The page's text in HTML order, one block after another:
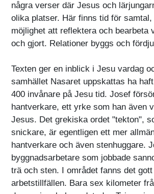
några verser där Jesus och
olika platser. Här finns tid för
möjlighet att reflektera och bearbeta
och gjort. Relationer byggs och
Texten ger en inblick i Jesu vardag
samhället Nasaret uppskattas ha
400 invånare på Jesu tid. Josef
hantverkare, ett yrke som han även
Jesus. Det grekiska ordet "tekton",
snickare, är egentligen ett mer
hantverkare och även stenhuggare.
byggnadsarbetare som jobbade
trä och sten. I området fanns det gott
arbetstillfällen. Bara sex kilometer